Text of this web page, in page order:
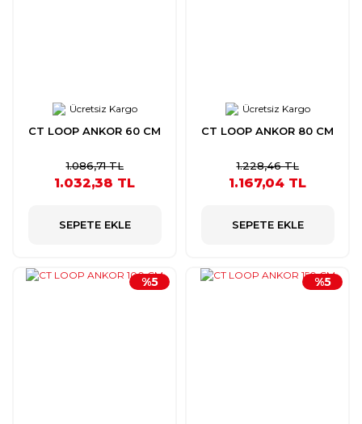
Ücretsiz Kargo
CT LOOP ANKOR 60 CM
1.086,71 TL
1.032,38 TL
SEPETE EKLE
Ücretsiz Kargo
CT LOOP ANKOR 80 CM
1.228,46 TL
1.167,04 TL
SEPETE EKLE
%5 %5